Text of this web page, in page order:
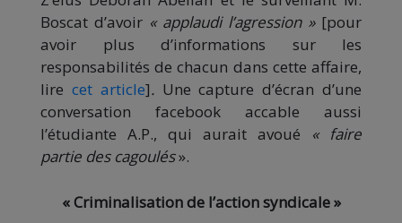
Boscat d’avoir « applaudi l’agression »[pour
avoir plus d’informations sur les
responsabilités de chacun dans cette affaire,
lire cet article].Une capture d’écran d’une
conversation facebook accable aussi
l’étudiante A.P., qui aurait avoué « faire
partie des cagoulés».
« Criminalisation de l’action syndicale »